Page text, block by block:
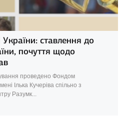
ставлення до
почуття щодо
проведено Фондом
Ілька Кучеріва спільно з
Разумк...